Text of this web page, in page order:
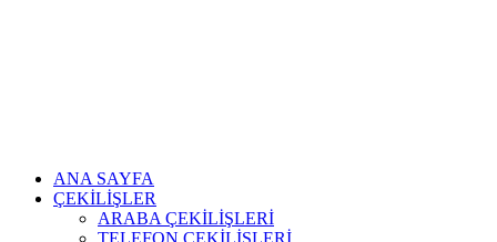
ANA SAYFA
ÇEKİLİŞLER
ARABA ÇEKİLİŞLERİ
TELEFON ÇEKİLİŞLERİ